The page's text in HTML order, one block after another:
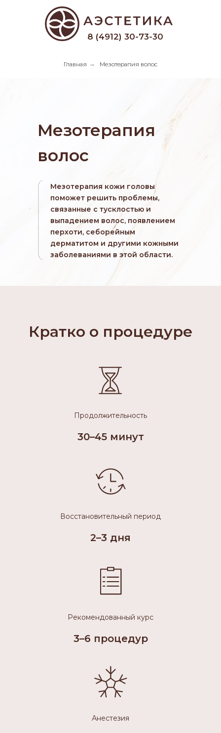
8 (4912) 30-73-30
Главная → Мезотерапия волос
Мезотерапия
волос
Мезотерапия кожи головы
поможет решить проблемы,
связанные с тусклостью и
выпадением волос, появлением
перхоти, себорейным
дерматитом и другими кожными
заболеваниями в этой области.
Кратко о процедуре
Продолжительность
30–45 минут
Восстановительный период
2–3 дня
Рекомендованный курс
3–6 процедур
Анестезия